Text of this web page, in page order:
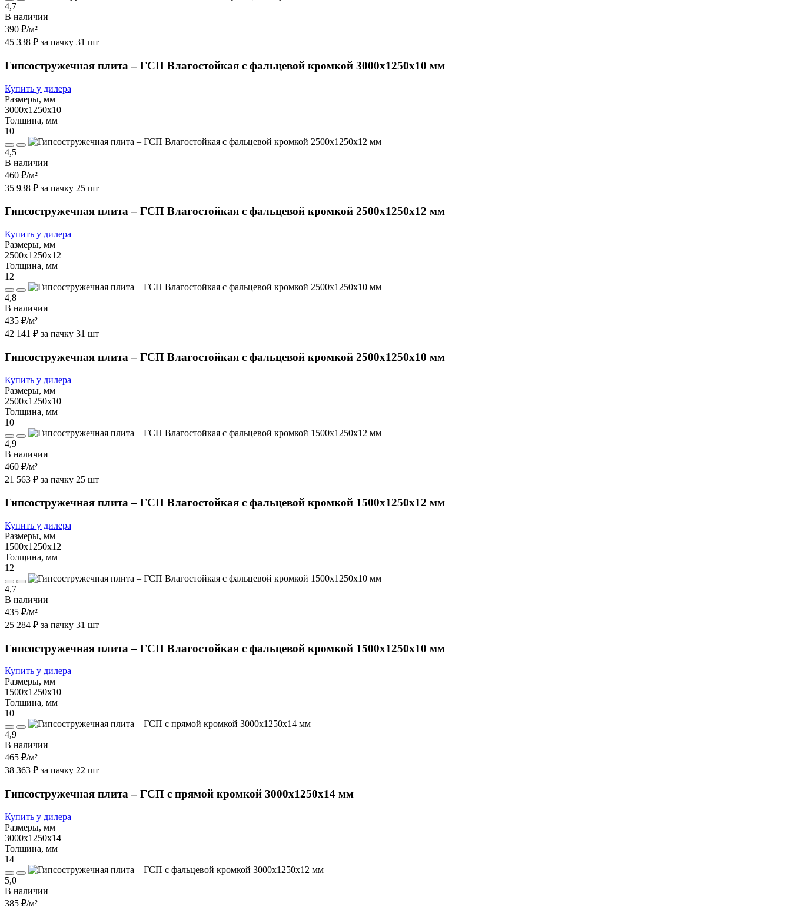
4,7
В наличии
390 ₽/м²
45 338 ₽ за пачку 31 шт
Гипсостружечная плита – ГСП Влагостойкая с фальцевой кромкой 3000х1250х10 мм
Купить у дилера
Размеры, мм
3000х1250х10
Толщина, мм
10
4,5
В наличии
460 ₽/м²
35 938 ₽ за пачку 25 шт
Гипсостружечная плита – ГСП Влагостойкая с фальцевой кромкой 2500х1250х12 мм
Купить у дилера
Размеры, мм
2500х1250х12
Толщина, мм
12
4,8
В наличии
435 ₽/м²
42 141 ₽ за пачку 31 шт
Гипсостружечная плита – ГСП Влагостойкая с фальцевой кромкой 2500х1250х10 мм
Купить у дилера
Размеры, мм
2500х1250х10
Толщина, мм
10
4,9
В наличии
460 ₽/м²
21 563 ₽ за пачку 25 шт
Гипсостружечная плита – ГСП Влагостойкая с фальцевой кромкой 1500х1250х12 мм
Купить у дилера
Размеры, мм
1500х1250х12
Толщина, мм
12
4,7
В наличии
435 ₽/м²
25 284 ₽ за пачку 31 шт
Гипсостружечная плита – ГСП Влагостойкая с фальцевой кромкой 1500х1250х10 мм
Купить у дилера
Размеры, мм
1500х1250х10
Толщина, мм
10
4,9
В наличии
465 ₽/м²
38 363 ₽ за пачку 22 шт
Гипсостружечная плита – ГСП с прямой кромкой 3000х1250х14 мм
Купить у дилера
Размеры, мм
3000х1250х14
Толщина, мм
14
5,0
В наличии
385 ₽/м²